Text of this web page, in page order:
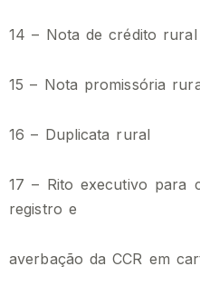
14 – Nota de crédito rural
15 – Nota promissória
16 – Duplicata rural
17 – Rito executivo para
registro e
averbação da CCR em